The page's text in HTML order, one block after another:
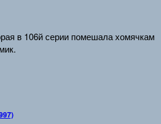
в 106й серии помешала хомячкам